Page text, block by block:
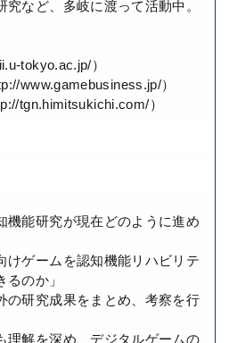
など、多岐に渡って活動中。
tokyo.ac.jp/）
www.gamebusiness.jp/）
tgn.himitsukichi.com/）
機能研究が現在どのように進め
けゲームを認知機能リハビリテ
のか」
の研究成果をまとめ、考察を行
理解を深め、デジタルゲームの